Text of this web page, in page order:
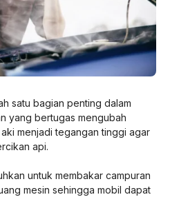
satu bagian penting dalam
yang bertugas mengubah
menjadi tegangan tinggi agar
api.
untuk membakar campuran
mesin sehingga mobil dapat